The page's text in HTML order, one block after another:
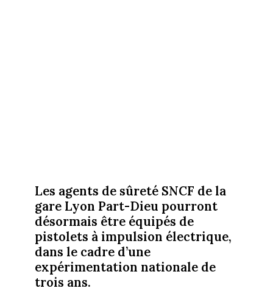
Les agents de sûreté SNCF de la
gare Lyon Part-Dieu pourront
désormais être équipés de
pistolets à impulsion électrique,
dans le cadre d’une
expérimentation nationale de
trois ans.